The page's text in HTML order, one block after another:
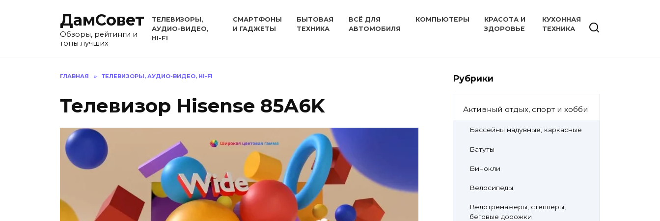
ДамСовет
Обзоры, рейтинги и
топы лучших
ТЕЛЕВИЗОРЫ,
АУДИО-ВИДЕО,
HI-FI
СМАРТФОНЫ
И ГАДЖЕТЫ
БЫТОВАЯ
ТЕХНИКА
ВСЁ ДЛЯ
АВТОМОБИЛЯ
КОМПЬЮТЕРЫ
КРАСОТА И
ЗДОРОВЬЕ
КУХОННАЯ
ТЕХНИКА
ГЛАВНАЯ » ТЕЛЕВИЗОРЫ, АУДИО-ВИДЕО, HI-FI
Телевизор Hisense 85A6K
Рубрики
Активный отдых, спорт и хобби
Бассейны надувные, каркасные
Батуты
Бинокли
Велосипеды
Велотренажеры, степперы,
беговые дорожки